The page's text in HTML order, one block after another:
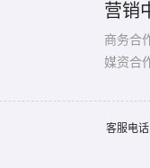
营销
商务合
媒资合
客服电